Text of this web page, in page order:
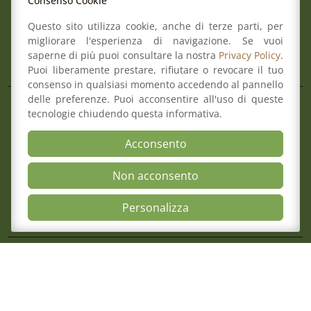
Open
7 Agosto 2026
Avviso Pubblico Per La Formazione Di
Avvocati Esterni Finalizzato Ad
Incarichi Di Patrocinio Legale A Favore
Romagna
Aree
Il Consiglio
Consultazione Albo
Formazione
Comitato pari opportunità
Mediazione
Organismo di composizione della crisi
Questo sito utilizza cookie, anche di terze parti, per
migliorare l'esperienza di navigazione. Se vuoi
saperne di più puoi consultare la nostra Privacy Policy.
Puoi liberamente prestare, rifiutare o revocare il tuo
consenso in qualsiasi momento accedendo al pannello
delle preferenze. Puoi acconsentire all'uso di queste
tecnologie chiudendo questa informativa.
Acconsento
Non acconsento
Personalizza